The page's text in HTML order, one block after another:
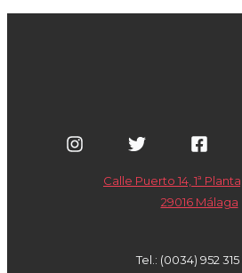
Calle Puerto 14, 1ª
29016 Málaga
Tel.: (0034) 952